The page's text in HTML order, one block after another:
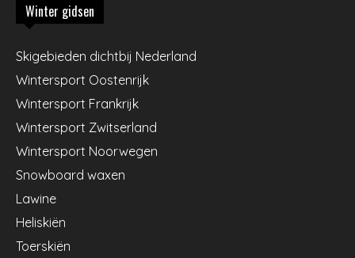
Winter gidsen
Skigebieden dichtbij Nederland
Wintersport Oostenrijk
Wintersport Frankrijk
Wintersport Zwitserland
Wintersport Noorwegen
Snowboard waxen
Lawine
Heliskiën
Toerskiën